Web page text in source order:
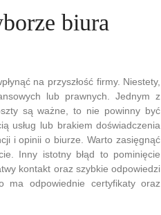
biura
na przyszłość firmy. Niestety,
lub prawnych. Jednym z
są ważne, to nie powinny być
usług lub brakiem doświadczenia
i opinii o biurze. Warto zasięgnąć
Inny istotny błąd to pominięcie
kontakt oraz szybkie odpowiedzi
ma odpowiednie certyfikaty oraz